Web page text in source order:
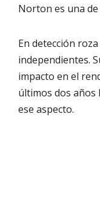
Norton es una
En detección
independientes.
impacto en el
últimos dos
ese aspecto.